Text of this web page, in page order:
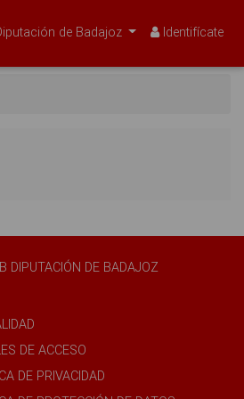
de Badajoz Identifícate
DIPUTACIÓN DE BADAJOZ
DE ACCESO
DE PRIVACIDAD